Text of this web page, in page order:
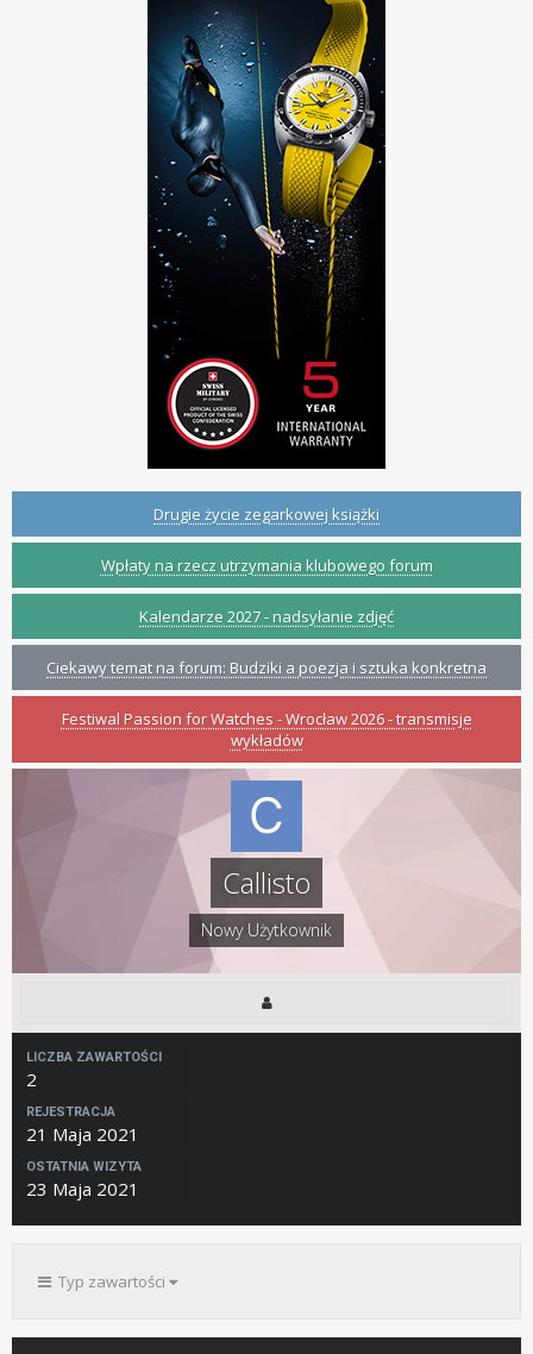
Drugie życie zegarkowej książki
Wpłaty na rzecz utrzymania klubowego forum
Kalendarze 2027 - nadsyłanie zdjęć
Ciekawy temat na forum: Budziki a poezja i sztuka konkretna
Festiwal Passion for Watches - Wrocław 2026 - transmisje
wykładów
Callisto
Nowy Użytkownik
LICZBA ZAWARTOŚCI
2
REJESTRACJA
21 Maja 2021
OSTATNIA WIZYTA
23 Maja 2021
Typ zawartości